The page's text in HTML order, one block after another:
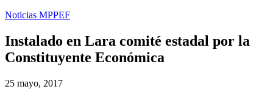
Noticias MPPEF
Instalado en Lara comité estadal por la
Constituyente Económica
25 mayo, 2017